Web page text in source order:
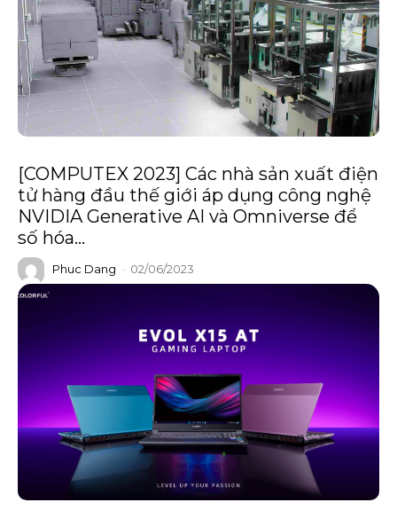
[COMPUTEX 2023] Các nhà sản xuất điện
tử hàng đầu thế giới áp dụng công nghệ
NVIDIA Generative AI và Omniverse để
số hóa...
Phuc Dang - 02/06/2023